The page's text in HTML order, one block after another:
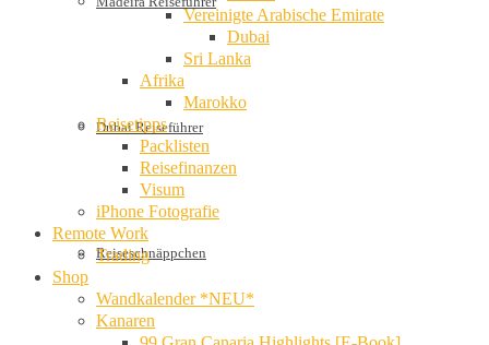
Dubai Reiseführer
Reiseschnäppchen
Vereinigte Arabische Emirate
Dubai
Sri Lanka
Afrika
Marokko
Reisetipps
Packlisten
Reisefinanzen
Visum
iPhone Fotografie
Remote Work
Trading
Shop
Wandkalender *NEU*
Kanaren